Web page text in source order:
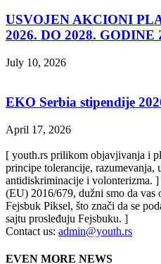
USVOJEN AKCIONI
2026. DO 2028. GODINE
July 10, 2026
EKO Serbia stipendije
April 17, 2026
[ youth.rs prilikom objavjivanja i
principe tolerancije,
antidiskriminacije i volonterizma.
(EU) 2016/679, dužni smo da vas
Fejsbuk Piksel, što znači da se
sajtu prosleđuju Fejsbuku. ]
Contact us: admin@youth.rs
EVEN MORE NEWS